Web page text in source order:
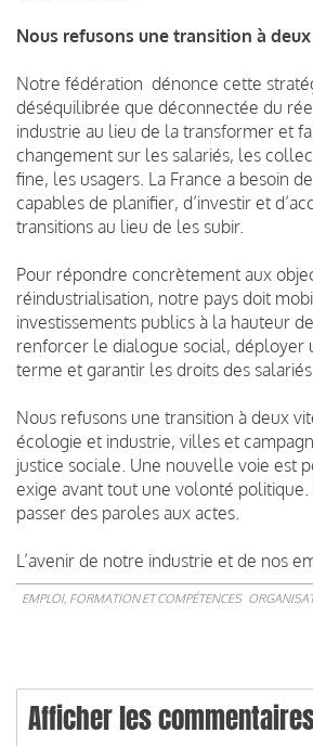
Nous refusons une transition à
Notre fédération dénonce cette
déséquilibrée que déconnectée du
industrie au lieu de la transformer et
changement sur les salariés, les
fine, les usagers. La France a besoin
capables de planifier, d’investir et
transitions au lieu de les subir.
Pour répondre concrètement aux
réindustrialisation, notre pays doit
investissements publics à la hauteur
renforcer le dialogue social, déployer
terme et garantir les droits des salariés.
Nous refusons une transition à deux
écologie et industrie, villes et
justice sociale. Une nouvelle voie est
exige avant tout une volonté
passer des paroles aux actes.
L’avenir de notre industrie et de nos
EMPLOI, FORMATION ET COMPÉTENCES
Afficher les